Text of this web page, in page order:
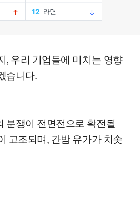
, 우리 기업들에 미치는 영향
습니다.
분쟁이 전면전으로 확전될
고조되며, 간밤 유가가 치솟